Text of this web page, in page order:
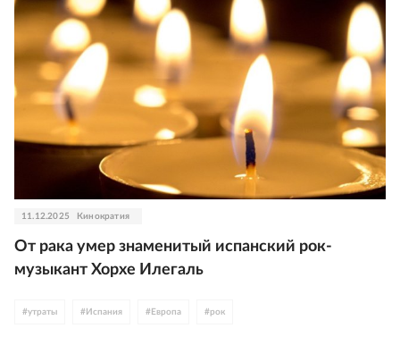
11.12.2025 Кинократия
От рака умер знаменитый испанский рок-
музыкант Хорхе Илегаль
#утраты # Испания # Европа #рок